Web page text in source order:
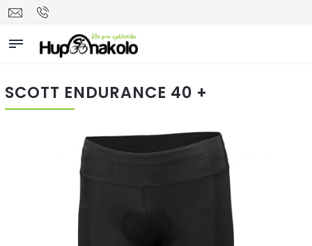
SCOTT ENDURANCE 40 +